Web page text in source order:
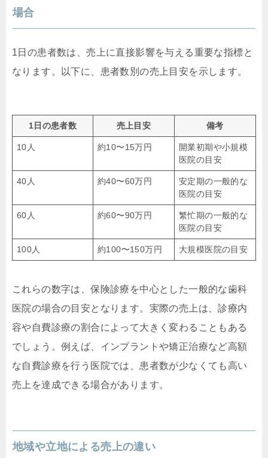
場合
1日の患者数は、売上に直接影響を与える重要な指標と
なります。以下に、患者数別の売上目安を示します。
1日の患者数 売上目安 備考
10人 約10〜15万円
開業初期や小規模
医院の目安
40人 約40〜60万円
安定期の一般的な
医院の目安
60人 約60〜90万円
繁忙期の一般的な
医院の目安
100人 約100〜150万円 大規模医院の目安
これらの数字は、保険診療を中心とした一般的な歯科
医院の場合の目安となります。実際の売上は、診療内
容や自費診療の割合によって大きく変わることもある
でしょう。例えば、インプラントや矯正治療など高額
な自費診療を行う医院では、患者数が少なくても高い
売上を達成できる場合があります。
地域や立地による売上の違い